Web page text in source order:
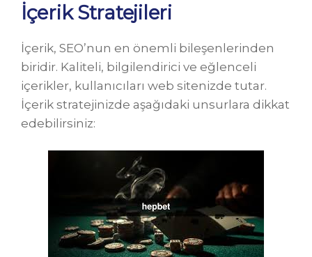
İçerik Stratejileri
İçerik, SEO’nun en önemli bileşenlerinden
biridir. Kaliteli, bilgilendirici ve eğlenceli
içerikler, kullanıcıları web sitenizde tutar.
İçerik stratejinizde aşağıdaki unsurlara dikkat
edebilirsiniz: